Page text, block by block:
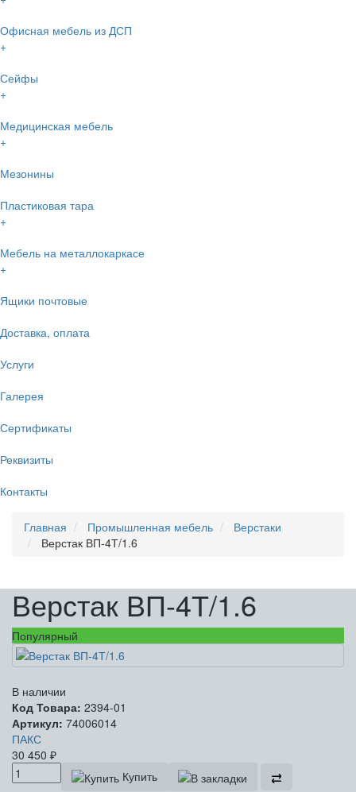
Офисная мебель из ДСП
+
Сейфы
+
Медицинская мебель
+
Мезонины
Пластиковая тара
+
Мебель на металлокаркасе
+
Ящики почтовые
Доставка, оплата
Услуги
Галерея
Сертификаты
Реквизиты
Контакты
Главная Промышленная мебель
Верстаки
Верстак ВП-4Т/1.6
Верстак ВП-4Т/1.6
Популярный
В наличии
Код Товара: 2394-01
Артикул: 74006014
ПАКС
30 450 ₽
Купить